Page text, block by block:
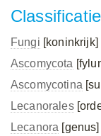
Classificatie
Fungi [koninkrijk]
Ascomycota
Ascomycotina
Lecanorales
Lecanora [genus]